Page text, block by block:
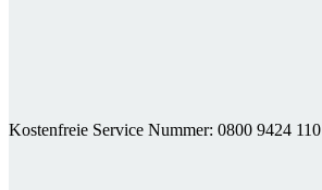
Kostenfreie Service Nummer: 0800 9424 110